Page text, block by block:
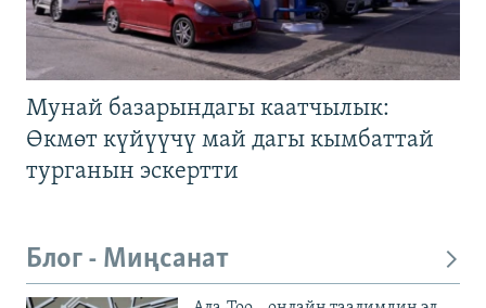
Мунай базарындагы каатчылык:
Өкмөт күйүүчү май дагы кымбаттай
турганын эскертти
Блог - Миңсанат